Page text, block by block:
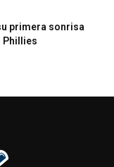
primera sonrisa
Phillies